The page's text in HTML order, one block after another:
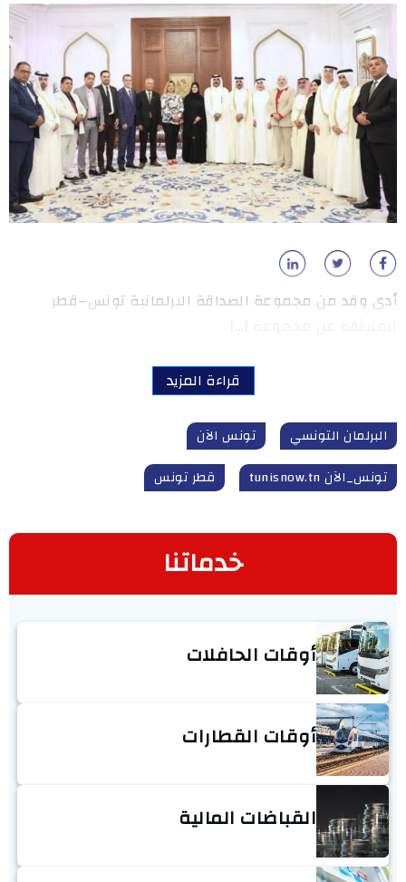
أدى وفد من مجموعة الصداقة البرلمانية تونس–قطر
قراءة المزيد
البرلمان التونسي
تونس الآن
تونس_الآن tunisnow.tn
قطر تونس
خدماتنا
أوقات الحافلات
أوقات القطارات
القباضات المالية